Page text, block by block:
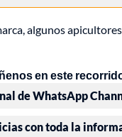
algunos
en este
de WhatsApp
con toda la